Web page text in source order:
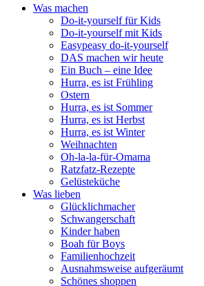
Was machen
Do-it-yourself für Kids
Do-it-yourself mit Kids
Easypeasy do-it-yourself
DAS machen wir heute
Ein Buch – eine Idee
Hurra, es ist Frühling
Ostern
Hurra, es ist Sommer
Hurra, es ist Herbst
Hurra, es ist Winter
Weihnachten
Oh-la-la-für-Omama
Ratzfatz-Rezepte
Gelüsteküche
Was lieben
Glücklichmacher
Schwangerschaft
Kinder haben
Boah für Boys
Familienhochzeit
Ausnahmsweise aufgeräumt
Schönes shoppen